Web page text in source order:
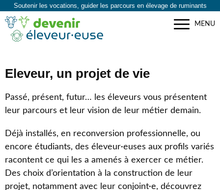
Soutenir les vocations, guider les parcours en élevage de ruminants
MENU
Eleveur, un projet de vie
Passé, présent, futur… les éleveurs vous présentent
leur parcours et leur vision de leur métier demain.
Déjà installés, en reconversion professionnelle, ou
encore étudiants, des éleveur·euses aux profils variés
racontent ce qui les a amenés à exercer ce métier.
Des choix d’orientation à la construction de leur
projet, notamment avec leur conjoint·e, découvrez